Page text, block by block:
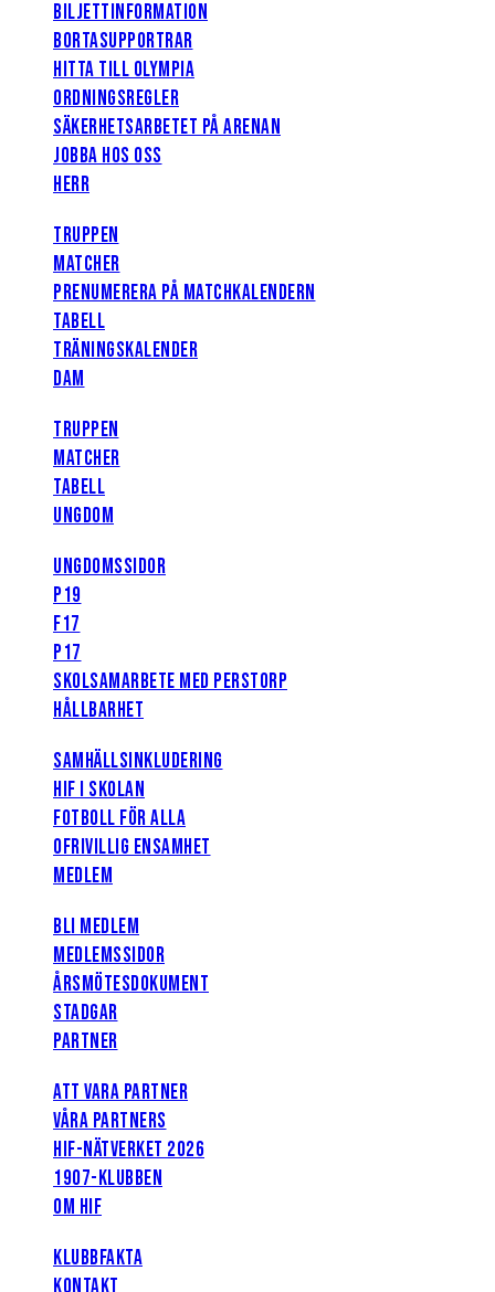
BILJETTINFORMATION
BORTASUPPORTRAR
HITTA TILL OLYMPIA
ORDNINGSREGLER
SÄKERHETSARBETET PÅ ARENAN
JOBBA HOS OSS
HERR
TRUPPEN
MATCHER
PRENUMERERA PÅ MATCHKALENDERN
TABELL
TRÄNINGSKALENDER
DAM
TRUPPEN
MATCHER
TABELL
UNGDOM
UNGDOMSSIDOR
P19
F17
P17
SKOLSAMARBETE MED PERSTORP
HÅLLBARHET
SAMHÄLLSINKLUDERING
HIF I SKOLAN
FOTBOLL FÖR ALLA
OFRIVILLIG ENSAMHET
MEDLEM
BLI MEDLEM
MEDLEMSSIDOR
ÅRSMÖTESDOKUMENT
STADGAR
PARTNER
ATT VARA PARTNER
VÅRA PARTNERS
HIF-NÄTVERKET 2026
1907-KLUBBEN
OM HIF
KLUBBFAKTA
KONTAKT